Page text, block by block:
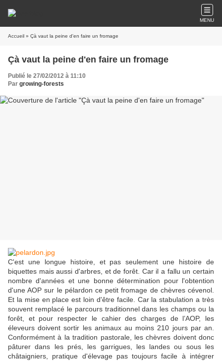
MENU
Accueil » Çà vaut la peine d'en faire un fromage
Çà vaut la peine d'en faire un fromage
Publié le 27/02/2012 à 11:10
Par growing-forests
C'est une longue histoire, et pas seulement une histoire de
biquettes mais aussi d'arbres, et de forêt. Car il a fallu un certain
nombre d'années et une bonne détermination pour l'obtention
d'une AOP sur le pélardon ce petit fromage de chèvres cévenol.
Et la mise en place est loin d'être facile. Car la stabulation a très
souvent remplacé le parcours traditionnel dans les champs ou la
forêt, et pour respecter le cahier des charges de l’AOP, les
éleveurs doivent sortir les animaux au moins 210 jours par an.
Conformément à la tradition pastorale, les chèvres doivent donc
pâturer dans les prés, les garrigues, les landes ou sous les
châtaigniers, pratique d'élevage pas toujours facile à intégrer